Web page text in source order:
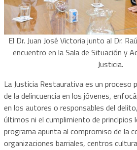
El Dr. Juan José Victoria junto al Dr.
encuentro en la Sala de Situación y
Justicia.
La Justicia Restaurativa es un proceso
de la delincuencia en los jóvenes,
en los autores o responsables del
últimos ni el cumplimiento de principios
programa apunta al compromiso de la
organizaciones barriales, centros